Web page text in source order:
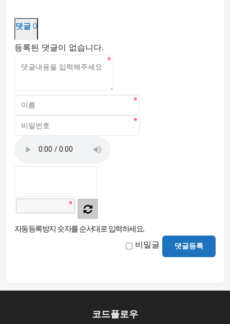
댓글 0
등록된 댓글이 없습니다.
자동등록방지 숫자를 순서대로 입력하세요.
비밀글 댓글등록
코드플로우